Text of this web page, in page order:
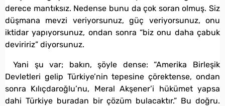
derece mantıksız. Nedense bunu da çok soran olmuş. Siz
düşmana mevzi veriyorsunuz, güç veriyorsunuz, onu
iktidar yapıyorsunuz, ondan sonra “biz onu daha çabuk
deviririz” diyorsunuz.
Yani şu var; bakın, şöyle dense: “Amerika Birleşik
Devletleri gelip Türkiye’nin tepesine çörektense, ondan
sonra Kılıçdaroğlu’nu, Meral Akşener’i hükümet yapsa
dahi Türkiye buradan bir çözüm bulacaktır.” Bu doğru.